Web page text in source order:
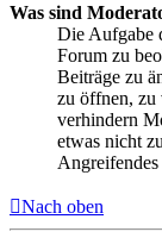
Was sind
Die Aufgabe
Forum zu
Beiträge zu
zu öffnen, zu
verhindern
etwas nicht
Angreifendes
Nach oben